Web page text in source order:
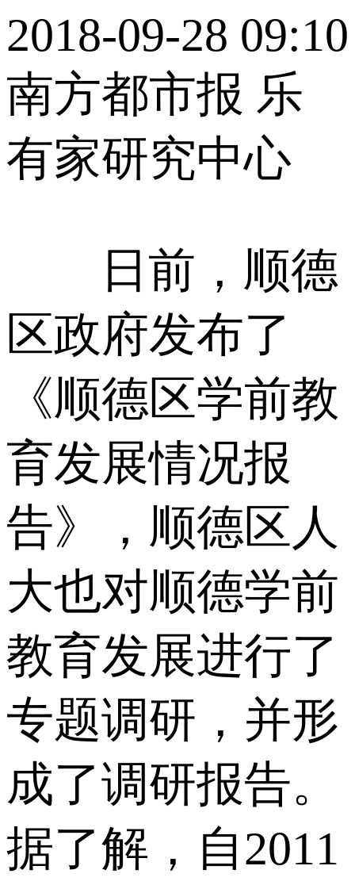
2018-09-28 09:10
南方都市报 乐
有家研究中心
日前，顺德
区政府发布了
《顺德区学前教
育发展情况报
告》，顺德区人
大也对顺德学前
教育发展进行了
专题调研，并形
成了调研报告。
据了解，自2011